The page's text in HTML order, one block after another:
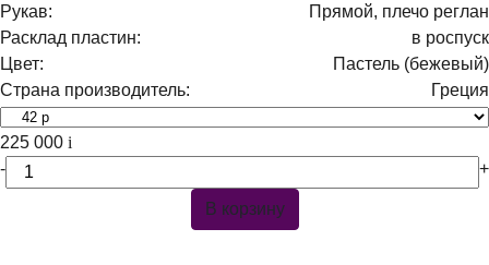
Рукав:
Прямой, плечо реглан
Расклад пластин:
в роспуск
Цвет:
Пастель (бежевый)
Страна производитель:
Греция
225 000 i
-
+
В корзину